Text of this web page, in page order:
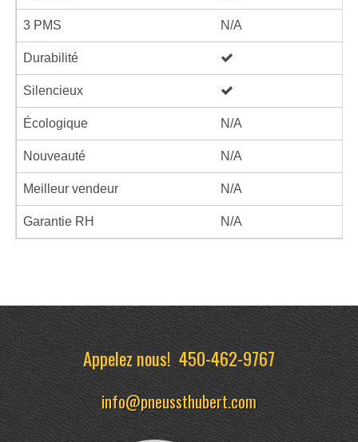
3 PMS N/A
Durabilité
Silencieux
Écologique N/A
Nouveauté N/A
Meilleur vendeur N/A
Garantie RH N/A
Appelez nous!450-462-9767
info@pneussthubert.com